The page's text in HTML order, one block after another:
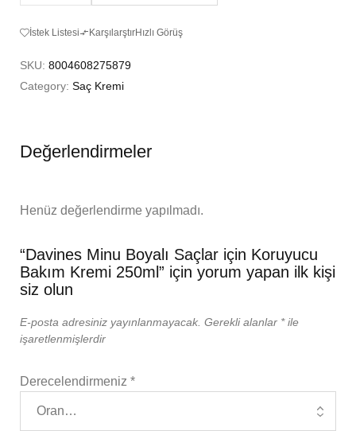
İstek Listesi KarşılarştırHızlı Görüş
SKU: 8004608275879
Category: Saç Kremi
Değerlendirmeler
Henüz değerlendirme yapılmadı.
“Davines Minu Boyalı Saçlar için Koruyucu
Bakım Kremi 250ml” için yorum yapan ilk kişi
siz olun
E-posta adresiniz yayınlanmayacak. Gerekli alanlar *ile
işaretlenmişlerdir
Derecelendirmeniz *